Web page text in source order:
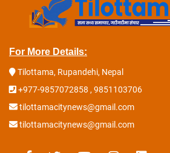
For More Details:
Tilottama, Rupandehi, Nepal
+977-9857072858 , 9851103706
tilottamacitynews@gmail.com
tilottamacitynews@gmail.com